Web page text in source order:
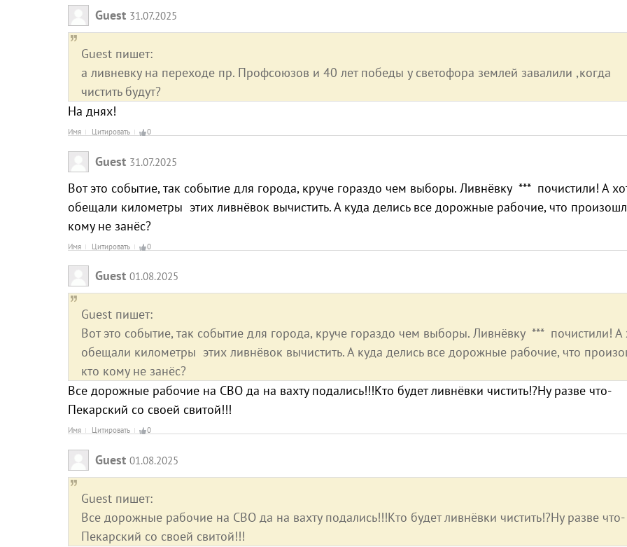
Guest 31.07.2025
Guest пишет:
а ливневку на переходе пр. Профсоюзов и 40 лет победы у светофора землей завалили ,когда
чистить будут?
На днях!
Имя Цитировать 0
Guest 31.07.2025
Вот это событие, так событие для города, круче гораздо чем выборы. Ливнёвку *** почистили! А
обещали километры этих ливнёвок вычистить. А куда делись все дорожные рабочие, что
кому не занёс?
Имя Цитировать 0
Guest 01.08.2025
Guest пишет:
Вот это событие, так событие для города, круче гораздо чем выборы. Ливнёвку *** почистили! А
обещали километры этих ливнёвок вычистить. А куда делись все дорожные рабочие, что
кто кому не занёс?
Все дорожные рабочие на СВО да на вахту подались!!!Кто будет ливнёвки чистить!?Ну разве что-
Пекарский со своей свитой!!!
Имя Цитировать 0
Guest 01.08.2025
Guest пишет:
Все дорожные рабочие на СВО да на вахту подались!!!Кто будет ливнёвки чистить!?Ну разве что-
Пекарский со своей свитой!!!